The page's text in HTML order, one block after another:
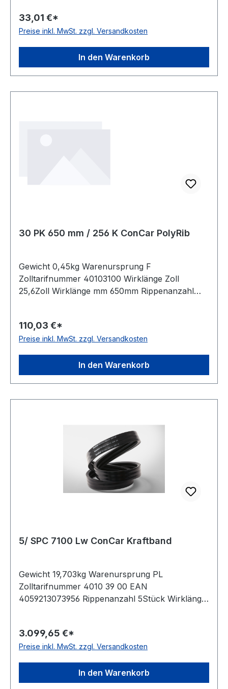
Norm DIN 7867 Material Neoprene Zugstrang
Polyester Rippenabstand 2,34mm Höhe 3,3mm
33,01 €*
Preise inkl. MwSt. zzgl. Versandkosten
In den Warenkorb
30 PK 650 mm / 256 K ConCar PolyRib
Gewicht 0,45kg Warenursprung F
Zolltarifnummer 40103100 Wirklänge Zoll
25,6Zoll Wirklänge mm 650mm Rippenanzahl
Material Neoprene Zugstrang Polyester
Rippenabstand 3,56mm Höhe 4,9mm
110,03 €*
Preise inkl. MwSt. zzgl. Versandkosten
In den Warenkorb
5/ SPC 7100 Lw ConCar Kraftband
Gewicht 19,703kg Warenursprung PL
Zolltarifnummer 4010 39 00 EAN
4059213073956 Rippenanzahl 5Stück Wirklänge
7753 Material Neoprene Breite 22mm Höhe
22,6mm Rippenabstand 25,5mm
3.099,65 €*
Preise inkl. MwSt. zzgl. Versandkosten
In den Warenkorb